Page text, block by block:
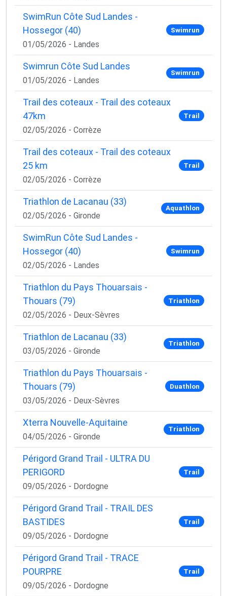
SwimRun Côte Sud Landes -
Hossegor (40)
01/05/2026 - Landes
Swimrun
Swimrun Côte Sud Landes
01/05/2026 - Landes
Swimrun
Trail des coteaux - Trail des coteaux
47km
02/05/2026 - Corrèze
Trail
Trail des coteaux - Trail des coteaux
25 km
02/05/2026 - Corrèze
Trail
Triathlon de Lacanau (33)
02/05/2026 - Gironde
Aquathlon
SwimRun Côte Sud Landes -
Hossegor (40)
02/05/2026 - Landes
Swimrun
Triathlon du Pays Thouarsais -
Thouars (79)
02/05/2026 - Deux-Sèvres
Triathlon
Triathlon de Lacanau (33)
03/05/2026 - Gironde
Triathlon
Triathlon du Pays Thouarsais -
Thouars (79)
03/05/2026 - Deux-Sèvres
Duathlon
Xterra Nouvelle-Aquitaine
04/05/2026 - Gironde
Triathlon
Périgord Grand Trail - ULTRA DU
PERIGORD
09/05/2026 - Dordogne
Trail
Périgord Grand Trail - TRAIL DES
BASTIDES
09/05/2026 - Dordogne
Trail
Périgord Grand Trail - TRACE
POURPRE
09/05/2026 - Dordogne
Trail